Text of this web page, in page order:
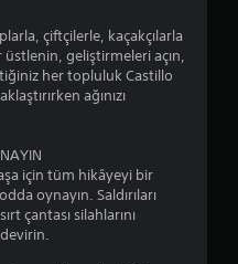
çiftçilerle, kaçakçılarla
üstlenin, geliştirmeleri açın,
her topluluk Castillo
ağınızı
için tüm hikâyeyi bir
oynayın. Saldırıları
çantası silahlarını